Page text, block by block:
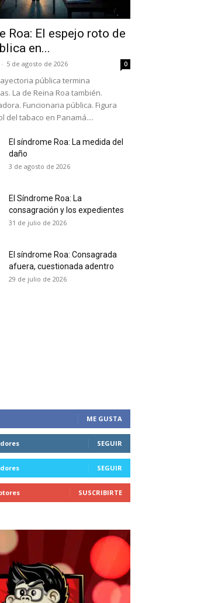
las
tu correo
the news
email.
Roa: El espejo roto de
en...
- 5 de agosto de 2026 0
pública termina
La de Reina Roa también.
Funcionaria pública. Figura
del tabaco en Panamá....
El síndrome Roa: La medida del
daño
3 de agosto de 2026
El Síndrome Roa: La
consagración y los expedientes
31 de julio de 2026
El síndrome Roa: Consagrada
afuera, cuestionada adentro
29 de julio de 2026
ME GUSTA
SEGUIR
SEGUIR
SUSCRIBIRTE